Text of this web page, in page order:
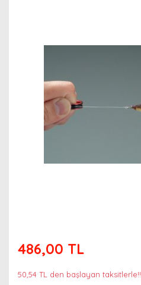
486,00 TL
50,54 TL den başlayan taksitlerle!!